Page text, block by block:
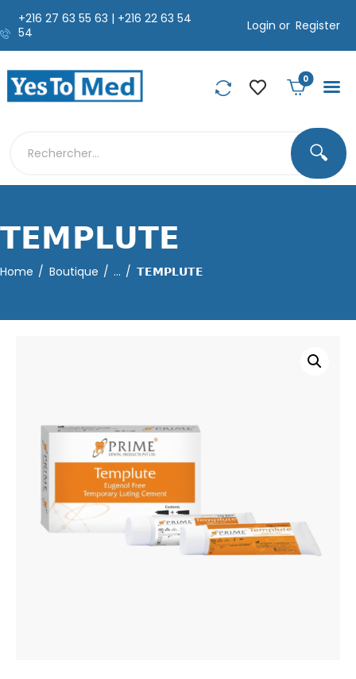
+216 27 63 55 63 | +216 22 63 54
54
Login or Register
0
🔍
𝗧𝗘𝗠𝗣𝗟𝗨𝗧𝗘
Home Boutique ... 𝗧𝗘𝗠𝗣𝗟𝗨𝗧𝗘